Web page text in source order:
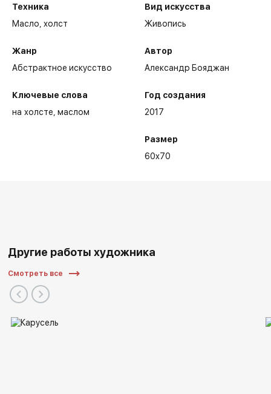
Техника
Масло,холст
Жанр
Абстрактное искусство
Ключевые слова
на холсте маслом
Вид искусства
Живопись
Автор
Александр Бояджан
Год создания
2017
Размер
60x70
Другие работы художника
Смотреть все